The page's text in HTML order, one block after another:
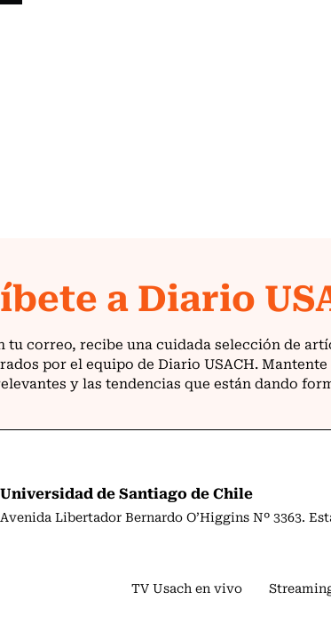
Universidad de Santiago de Chile
Avenida Libertador Bernardo O’Higgins Nº 3363.
TV Usach en vivo